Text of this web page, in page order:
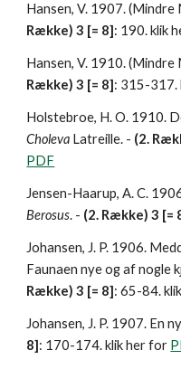
Hansen, V. 1907.
Række) 3 [= 8]: 190. klik
Hansen, V. 1910.
Række) 3 [= 8]: 315-317.
Choleva Latreille. - (2.
PDF
Berosus. - (2. Række) 3 [=
Johansen, J. P. 1906.
Faunaen nye og af nogle
Række) 3 [= 8]: 65-84.
Johansen, J. P. 1907. En
8]: 170-174. klik her for